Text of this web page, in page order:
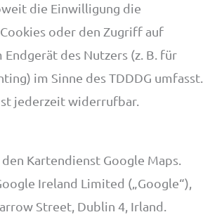
die Einwilligung die
oder den Zugriff auf
des Nutzers (z. B. für
im Sinne des TDDDG umfasst.
jederzeit widerrufbar.
Kartendienst Google Maps.
Ireland Limited („Google“),
Street, Dublin 4, Irland.